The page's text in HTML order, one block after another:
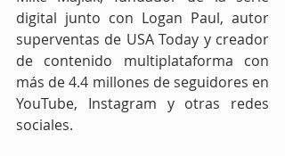
digital junto con Logan Paul, autor
superventas de USA Today y creador
de contenido multiplataforma con
más de 4.4 millones de seguidores en
YouTube, Instagram y otras redes
sociales.